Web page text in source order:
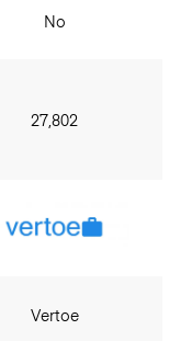
No
27,802
Vertoe